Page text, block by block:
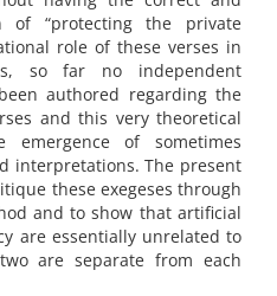
of “protecting the private
role of these verses in
so far no independent
authored regarding the
and this very theoretical
of sometimes
interpretations. The present
these exegeses through
and to show that artificial
are essentially unrelated to
are separate from each